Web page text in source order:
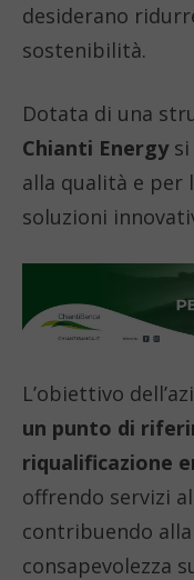
desiderano
sostenibilità.
Dotata di una
Chianti Energysi
alla qualità e per
soluzioni
L’obiettivo
un punto di
riqualificazione
offrendo servizi
contribuendo
consapevolezza